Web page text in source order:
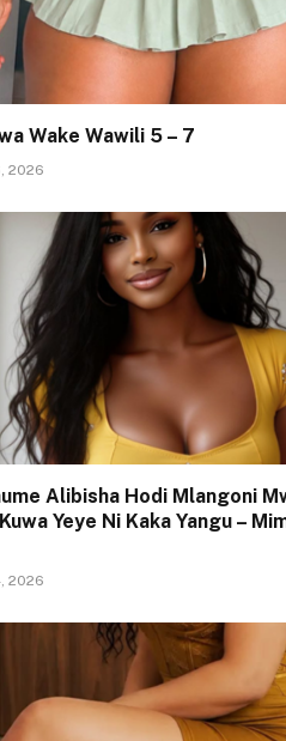
Wake Wawili 5 – 7
2026
Alibisha Hodi Mlangoni
Yeye Ni Kaka Yangu –
2026